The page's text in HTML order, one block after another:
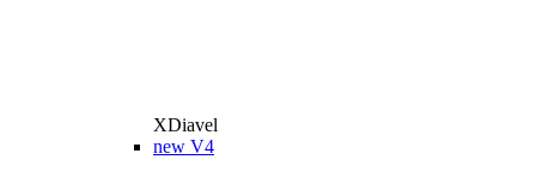
XDiavel
new V4